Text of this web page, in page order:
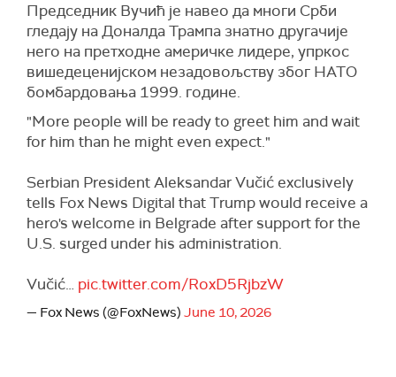
Председник Вучић је навео да многи Срби
гледају на Доналда Трампа знатно другачије
него на претходне америчке лидере, упркос
вишедеценијском незадовољству због НАТО
бомбардовања 1999. године.
"More people will be ready to greet him and wait
for him than he might even expect."
Serbian President Aleksandar Vučić exclusively
tells Fox News Digital that Trump would receive a
hero's welcome in Belgrade after support for the
U.S. surged under his administration.
Vučić… pic.twitter.com/RoxD5RjbzW
— Fox News (@FoxNews) June 10, 2026